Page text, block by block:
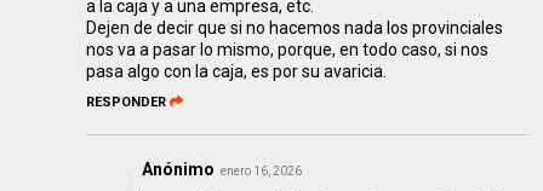
a la caja y a una empresa, etc.
Dejen de decir que si no hacemos nada los provinciales
nos va a pasar lo mismo, porque, en todo caso, si nos
pasa algo con la caja, es por su avaricia.
RESPONDER
Anónimo enero 16, 2026